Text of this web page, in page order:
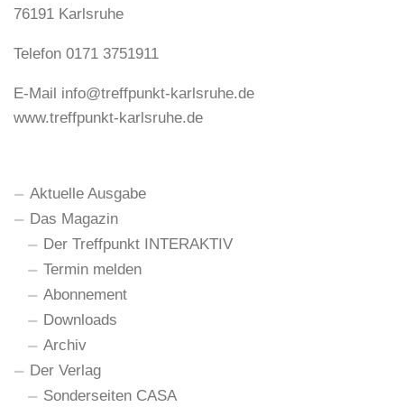
76191 Karlsruhe
Telefon 0171 3751911
E-Mail info@treffpunkt-karlsruhe.de
www.treffpunkt-karlsruhe.de
Aktuelle Ausgabe
Das Magazin
Der Treffpunkt INTERAKTIV
Termin melden
Abonnement
Downloads
Archiv
Der Verlag
Sonderseiten CASA